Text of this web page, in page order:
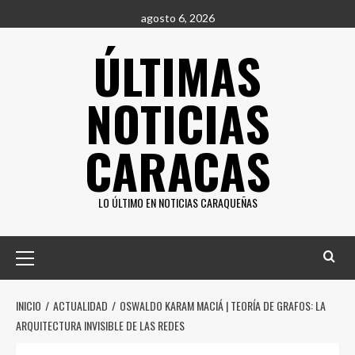
al
agosto 6, 2026
ÚLTIMAS
NOTICIAS
CARACAS
LO ÚLTIMO EN NOTICIAS CARAQUEÑAS
principal
INICIO ACTUALIDAD
OSWALDO KARAM MACIÁ | TEORÍA DE GRAFOS: LA
ARQUITECTURA INVISIBLE DE LAS REDES